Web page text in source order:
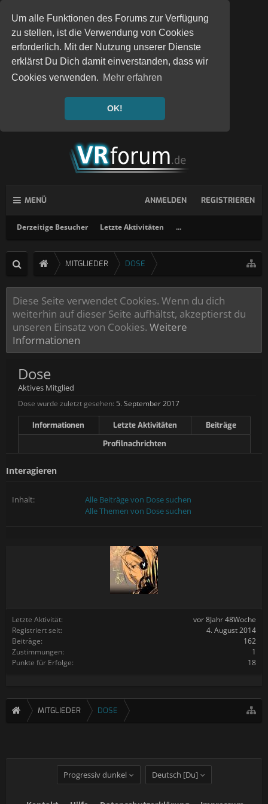
Um alle Funktionen des Forums zur Verfügung
zu stellen, ist die Verwendung von Cookies
erforderlich. Mit der Nutzung unserer Dienste
erklärst Du Dich damit einverstanden, dass wir
Cookies verwenden. Mehr erfahren
OK!
MENÜ
Derzeitige Besucher Letzte Aktivitäten ...
ANMELDEN REGISTRIEREN
MITGLIEDER DOSE
Diese Seite verwendet Cookies. Wenn du dich
weiterhin auf dieser Seite aufhältst, akzeptierst du
unseren Einsatz von Cookies. Weitere
Informationen
Letzte Aktivität:
vor 8Jahr 48Woche
Registriert seit:
4. August 2014
Beiträge:
162
Zustimmungen:
1
Punkte für Erfolge:
18
Dose
Aktives Mitglied
Dose wurde zuletzt gesehen: 5. September 2017
Informationen Letzte Aktivitäten
Beiträge
Profilnachrichten
Interagieren
Inhalt:
Alle Beiträge von Dose suchen
Alle Themen von Dose suchen
MITGLIEDER DOSE
Progressiv dunkel Deutsch [Du]